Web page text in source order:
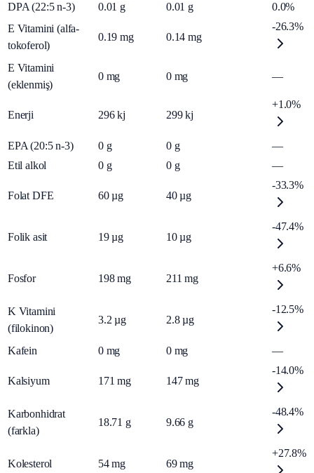
DPA (22:5 n-3) 0.01 g 0.01 g
0.0%
E Vitamini (alfa-
tokoferol)
0.19 mg 0.14 mg
-26.3%
E Vitamini
(eklenmiş)
0 mg 0 mg —
Enerji 296 kj 299 kj
+1.0%
EPA (20:5 n-3) 0 g 0 g
—
Etil alkol
0 g 0 g —
Folat DFE 60 µg 40 µg
-33.3%
Folik asit 19 µg 10 µg
-47.4%
Fosfor 198 mg 211 mg
+6.6%
K Vitamini
(filokinon)
3.2 µg 2.8 µg
-12.5%
Kafein 0 mg 0 mg —
Kalsiyum 171 mg 147 mg
-14.0%
Karbonhidrat
(farkla)
18.71 g 9.66 g
-48.4%
Kolesterol 54 mg 69 mg
+27.8%